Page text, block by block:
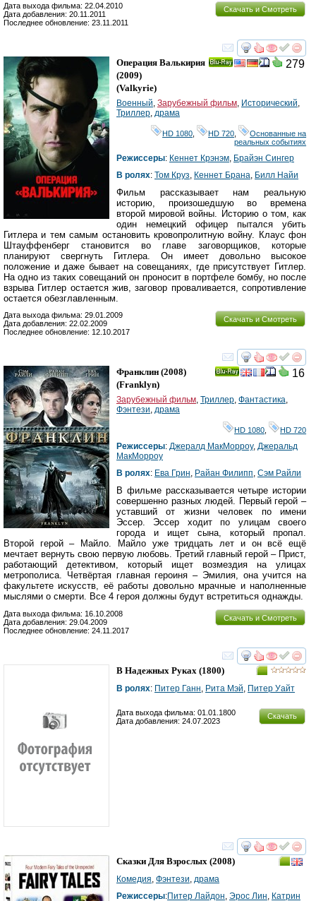
Скачать и Смотреть
Дата выхода фильма: 22.04.2010
Дата добавления: 20.11.2011
Последнее обновление: 23.11.2011
смотреть
279
Операция Валькирия
(2009)
(Valkyrie)
Военный Зарубежный фильм Исторический
Триллер драма
HD 1080 HD 720
Основанные на
реальных событиях
Режиссеры: Кеннет Крэнэм Брайэн Сингер
В ролях: Том Круз Кеннет Брана Билл Найи
Фильм рассказывает нам реальную
историю, произошедшую во времена
второй мировой войны. Историю о том, как
один немецкий офицер пытался убить
Гитлера и тем самым остановить кровопролитную войну. Клаус фон
Штауффенберг становится во главе заговорщиков, которые
планируют свергнуть Гитлера. Он имеет довольно высокое
положение и даже бывает на совещаниях, где присутствует Гитлер.
На одно из таких совещаний он проносит в портфеле бомбу, но после
взрыва Гитлер остается жив, заговор проваливается, сопротивление
остается обезглавленным.
Скачать и Смотреть
Дата выхода фильма: 29.01.2009
Дата добавления: 22.02.2009
Последнее обновление: 12.10.2017
смотреть
16
Франклин (2008)
(Franklyn)
Зарубежный фильм, Триллер, Фантастика,
Фэнтези, драма
HD 1080 HD 720
Режиссеры: Джералд МакМорроу, Джеральд
МакМорроу
В ролях: Ева Грин, Райан Филипп, Сэм Райли
В фильме рассказывается четыре истории
совершенно разных людей. Первый герой –
уставший от жизни человек по имени
Эссер. Эссер ходит по улицам своего
города и ищет сына, который пропал.
Второй герой – Майло. Майло уже тридцать лет и он всё ещё
мечтает вернуть свою первую любовь. Третий главный герой – Прист,
работающий детективом, который ищет возмездия на улицах
метрополиса. Четвёртая главная героиня – Эмилия, она учится на
факультете искусств, её работы довольно мрачные и наполненные
мыслями о смерти. Все 4 героя должны будут встретиться однажды.
Скачать и Смотреть
Дата выхода фильма: 16.10.2008
Дата добавления: 29.04.2009
Последнее обновление: 24.11.2017
смотреть
В Надежных Руках (1800)
В ролях: Питер Ганн, Рита Мэй, Питер Уайт
Скачать
Дата выхода фильма: 01.01.1800
Дата добавления: 24.07.2023
смотреть
Сказки Для Взрослых (2008)
Комедия, Фэнтези, драма
Режиссеры:Питер Лайдон, Эрос Лин, Катрин